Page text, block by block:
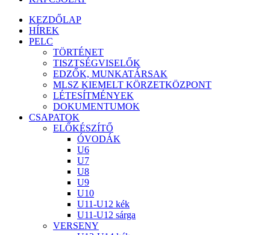
KEZDŐLAP
HÍREK
PELC
TÖRTÉNET
TISZTSÉGVISELŐK
EDZŐK, MUNKATÁRSAK
MLSZ KIEMELT KÖRZETKÖZPONT
LÉTESÍTMÉNYEK
DOKUMENTUMOK
CSAPATOK
ELŐKÉSZÍTŐ
ÓVODÁK
U6
U7
U8
U9
U10
U11-U12 kék
U11-U12 sárga
VERSENY